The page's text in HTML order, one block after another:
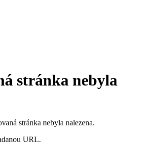
stránka nebyla
stránka nebyla nalezena.
URL.